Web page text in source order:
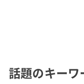
話題のキーワ